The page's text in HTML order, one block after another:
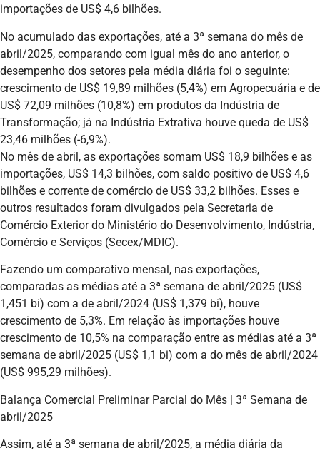
importações de US$ 4,6 bilhões.
No acumulado das exportações, até a 3ª semana do mês de
abril/2025, comparando com igual mês do ano anterior, o
desempenho dos setores pela média diária foi o seguinte:
crescimento de US$ 19,89 milhões (5,4%) em Agropecuária e de
US$ 72,09 milhões (10,8%) em produtos da Indústria de
Transformação; já na Indústria Extrativa houve queda de US$
23,46 milhões (-6,9%).
No mês de abril, as exportações somam US$ 18,9 bilhões e as
importações, US$ 14,3 bilhões, com saldo positivo de US$ 4,6
bilhões e corrente de comércio de US$ 33,2 bilhões. Esses e
outros resultados foram divulgados pela Secretaria de
Comércio Exterior do Ministério do Desenvolvimento, Indústria,
Comércio e Serviços (Secex/MDIC).
Fazendo um comparativo mensal, nas exportações,
comparadas as médias até a 3ª semana de abril/2025 (US$
1,451 bi) com a de abril/2024 (US$ 1,379 bi), houve
crescimento de 5,3%. Em relação às importações houve
crescimento de 10,5% na comparação entre as médias até a 3ª
semana de abril/2025 (US$ 1,1 bi) com a do mês de abril/2024
(US$ 995,29 milhões).
Balança Comercial Preliminar Parcial do Mês | 3ª Semana de
abril/2025
Assim, até a 3ª semana de abril/2025, a média diária da